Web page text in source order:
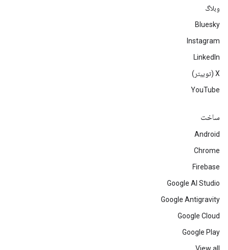
وبلاگ
Bluesky
Instagram
LinkedIn
‫X (توییتر)
YouTube
ساخت
Android
Chrome
Firebase
Google AI Studio
Google Antigravity
Google Cloud
Google Play